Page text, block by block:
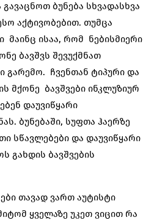
ბუნება სხვადასხვა
აქტივობებით. თუმცა
მაინც ისაა, რომ ნებისმიერი
ბავშვს შევუქმნათ
გარემო. ჩვენთან ტიპური და
მქონე ბავშვები ინკლუზიურ
დაუვიწყარი
ბუნებაში, სუფთა ჰაერზე
სწავლებები და დაუვიწყარი
გახდის ბავშვების
თავად ვართ აუტისტი
ყველაზე უკეთ ვიცით რა